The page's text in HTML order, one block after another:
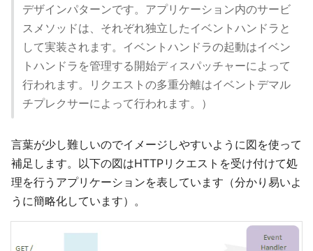
デザインパターンです。アプリケーション内のサービ
スメソッドは、それぞれ独立したイベントハンドラと
して実装されます。イベントハンドラの起動はイベン
トハンドラを管理する開始ディスパッチャーによって
行われます。リクエストの多重分離はイベントデマル
チプレクサーによって行われます。）
言葉が少し難しいのでイメージしやすいように図を使って
補足します。以下の図はHTTPリクエストを受け付けて処
理を行うアプリケーションを表しています（分かり易いよ
うに簡略化しています）。